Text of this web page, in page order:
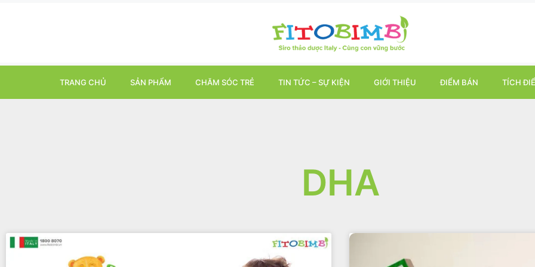
TRANG CHỦ SẢN PHẨM CHĂM SÓC TRẺ TIN TỨC – SỰ KIỆN GIỚI THIỆU ĐIỂM BÁN TÍCH
DHA